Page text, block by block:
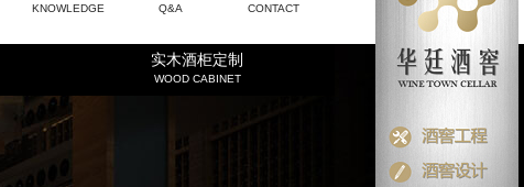
KNOWLEDGE Q&A CONTACT
实木酒柜定制
WOOD CABINET